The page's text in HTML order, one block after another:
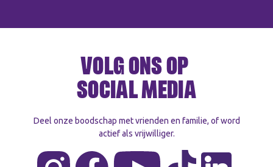
VOLG ONS OP
SOCIAL MEDIA
Deel onze boodschap met vrienden en familie, of word
actief als vrijwilliger.